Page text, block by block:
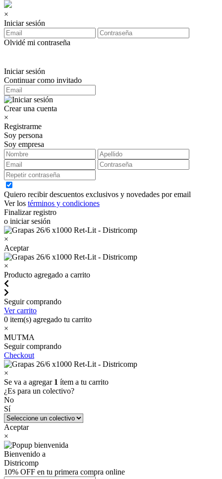
×
Iniciar sesión
Olvidé mi contraseña
Iniciar sesión
Continuar como invitado
Crear una cuenta
×
Registrarme
Soy persona
Soy empresa
Quiero recibir descuentos exclusivos y novedades por email
Ver los términos y condiciones
Finalizar registro
o iniciar sesión
×
Aceptar
×
Producto agregado a carrito
Seguir comprando
Ver carrito
0 item(s) agregado tu carrito
×
MUTMA
Seguir comprando
Checkout
×
Se va a agregar 1 ítem a tu carrito
¿Es para un colectivo?
No
Sí
Aceptar
×
Bienvenido a
Districomp
10% OFF en tu primera compra online